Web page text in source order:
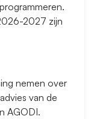
2027 zijn
nemen over
van de
AGODI.